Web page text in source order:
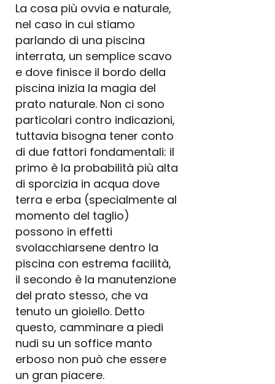
La cosa più ovvia e naturale,
nel caso in cui stiamo
parlando di una piscina
interrata, un semplice scavo
e dove finisce il bordo della
piscina inizia la magia del
prato naturale. Non ci sono
particolari contro indicazioni,
tuttavia bisogna tener conto
di due fattori fondamentali: il
primo è la probabilità più alta
di sporcizia in acqua dove
terra e erba (specialmente al
momento del taglio)
possono in effetti
svolacchiarsene dentro la
piscina con estrema facilità,
il secondo è la manutenzione
del prato stesso, che va
tenuto un gioiello. Detto
questo, camminare a piedi
nudi su un soffice manto
erboso non può che essere
un gran piacere.